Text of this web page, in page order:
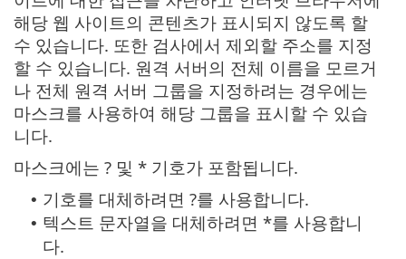
해당 웹 사이트의 콘텐츠가 표시되지 않도록 할
수 있습니다. 또한 검사에서 제외할 주소를 지정
할 수 있습니다. 원격 서버의 전체 이름을 모르거
나 전체 원격 서버 그룹을 지정하려는 경우에는
마스크를 사용하여 해당 그룹을 표시할 수 있습
니다.
마스크에는 ? 및 * 기호가 포함됩니다.
• 기호를 대체하려면 ?를 사용합니다.
• 텍스트 문자열을 대체하려면 *를 사용합니
다.